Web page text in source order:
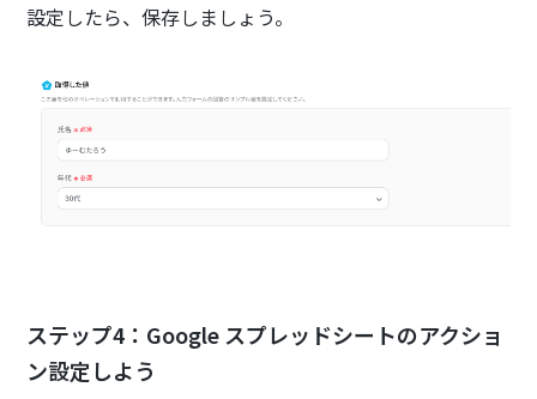
設定したら、保存しましょう。
ステップ4：Google スプレッドシートのアクショ
ン設定しよう